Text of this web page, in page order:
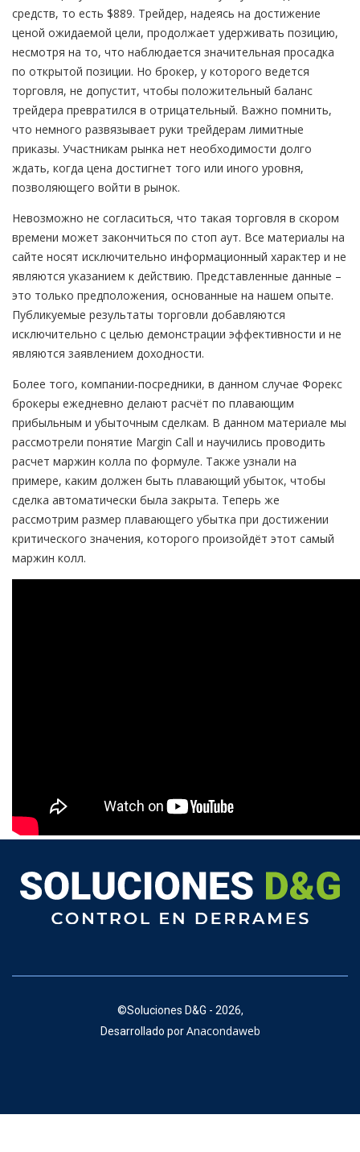
средств, то есть $889. Трейдер, надеясь на достижение
ценой ожидаемой цели, продолжает удерживать позицию,
несмотря на то, что наблюдается значительная просадка
по открытой позиции. Но брокер, у которого ведется
торговля, не допустит, чтобы положительный баланс
трейдера превратился в отрицательный. Важно помнить,
что немного развязывает руки трейдерам лимитные
приказы. Участникам рынка нет необходимости долго
ждать, когда цена достигнет того или иного уровня,
позволяющего войти в рынок.
Невозможно не согласиться, что такая торговля в скором
времени может закончиться по стоп аут. Все материалы на
сайте носят исключительно информационный характер и не
являются указанием к действию. Представленные данные –
это только предположения, основанные на нашем опыте.
Публикуемые результаты торговли добавляются
исключительно с целью демонстрации эффективности и не
являются заявлением доходности.
Более того, компании-посредники, в данном случае Форекс
брокеры ежедневно делают расчёт по плавающим
прибыльным и убыточным сделкам. В данном материале мы
рассмотрели понятие Margin Call и научились проводить
расчет маржин колла по формуле. Также узнали на
примере, каким должен быть плавающий убыток, чтобы
сделка автоматически была закрыта. Теперь же
рассмотрим размер плавающего убытка при достижении
критического значения, которого произойдёт этот самый
маржин колл.
©Soluciones D&G - 2026,
Desarrollado por Anacondaweb